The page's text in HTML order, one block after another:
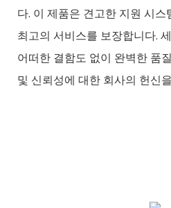
다. 이 제품은 견고한 지원 시
최고의 서비스를 보장합니다.
어떠한 결함도 없이 완벽한 품
및 신뢰성에 대한 회사의 헌신